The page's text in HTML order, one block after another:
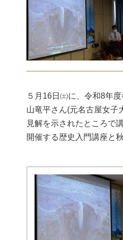
５月16日㈯に、令和8年
山竜平さん(元名古屋女子
見解を示されたところで
開催する歴史入門講座と